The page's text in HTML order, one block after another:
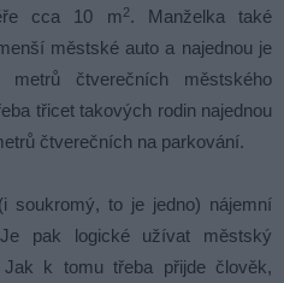
cca 10 m2. Manželka také
městské auto a najednou je
čtverečních městského
třicet takových rodin najednou
čtverečních na parkování.
soukromý, to je jedno) nájemní
pak logické užívat městský
k tomu třeba přijde člověk,